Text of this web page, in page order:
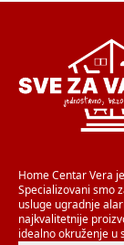
Home Centar Vera
Specializovani smo
usluge ugradnje
najkvalitetnije
idealno okruženje u